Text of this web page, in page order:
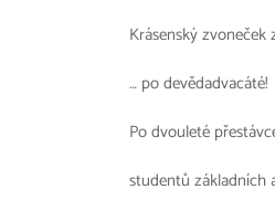
Krásenský zvoneček
… po devědadvacáté!
Po dvouleté
studentů základních